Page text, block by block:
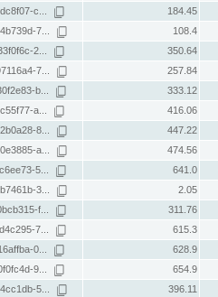
c... 184.45
7... 108.4
2... 350.64
7... 257.84
b... 333.12
a... 416.06
8... 447.22
a... 474.56
5... 641.0
3... 2.05
f... 311.76
7... 615.3
0... 628.9
9... 654.9
5... 396.11